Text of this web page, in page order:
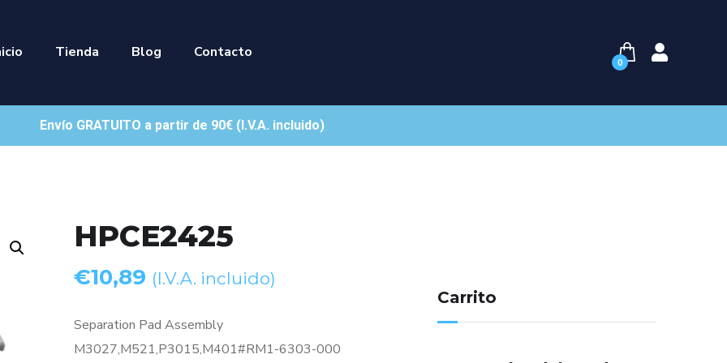
Tienda Blog Contacto
0
Envío GRATUITO a partir de 90€ (I.V.A. incluido)
HPCE2425
€10,89 (I.V.A. incluido)
Separation Pad Assembly
M3027,M521,P3015,M401#RM1-6303-000
Carrito